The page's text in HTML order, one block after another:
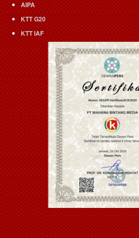
AIPA
KTT G20
KTT IAF